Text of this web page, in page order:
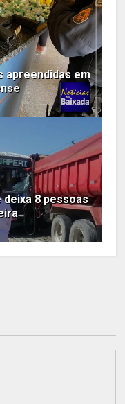
apreendidas em
deixa 8 pessoas